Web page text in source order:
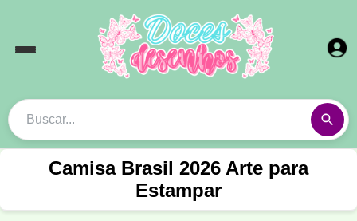
Camisa Brasil 2026 Arte para
Estampar